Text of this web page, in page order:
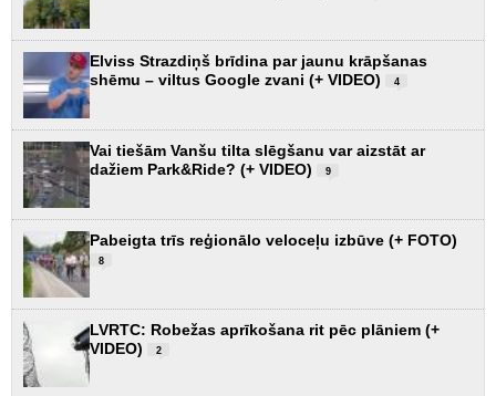
Elviss Strazdiņš brīdina par jaunu krāpšanas
shēmu – viltus Google zvani (+ VIDEO)
4
Vai tiešām Vanšu tilta slēgšanu var aizstāt ar
dažiem Park&Ride? (+ VIDEO)
9
Pabeigta trīs reģionālo veloceļu izbūve (+ FOTO)
8
LVRTC: Robežas aprīkošana rit pēc plāniem (+
VIDEO)
2